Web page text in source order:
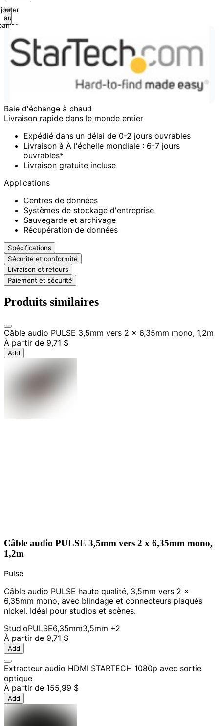
au
Baie d'échange à chaud
Livraison rapide dans le monde entier
Expédié dans un délai de 0-2 jours ouvrables
Livraison à À l'échelle mondiale : 6-7 jours
ouvrables*
Livraison gratuite incluse
Applications
Centres de données
Systèmes de stockage d'entreprise
Sauvegarde et archivage
Récupération de données
Spécifications
Sécurité et conformité
Livraison et retours
Paiement et sécurité
Produits similaires
Câble audio PULSE 3,5mm vers 2 x 6,35mm mono, 1,2m
À partir de 9,71 $
Add
Câble audio PULSE 3,5mm vers 2 x 6,35mm mono,
1,2m
Pulse
Câble audio PULSE haute qualité, 3,5mm vers 2 x
6,35mm mono, avec blindage et connecteurs plaqués
nickel. Idéal pour studios et scènes.
StudioPULSE6,35mm3,5mm +2
À partir de 9,71 $
Add
Extracteur audio HDMI STARTECH 1080p avec sortie
optique
À partir de 155,99 $
Add